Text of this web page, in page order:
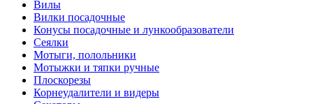
Вилы
Вилки посадочные
Конусы посадочные и лункообразователи
Сеялки
Мотыги, полольники
Мотыжки и тяпки ручные
Плоскорезы
Корнеудалители и видеры